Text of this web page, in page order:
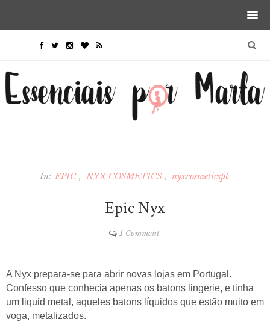
In: EPIC NYX COSMETICS nyxcosmeticspt
Epic Nyx
1 Comment
A Nyx prepara-se para abrir novas lojas em Portugal.
Confesso que conhecia apenas os batons lingerie, e tinha
um liquid metal, aqueles batons líquidos que estão muito em
voga, metalizados.